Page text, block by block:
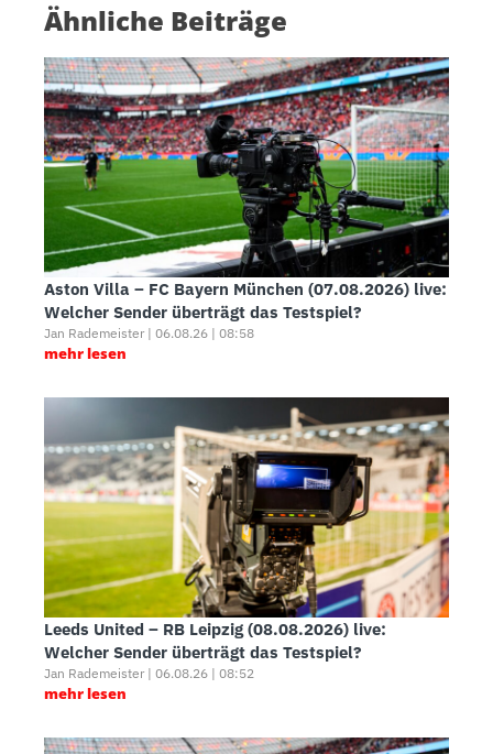
Ähnliche Beiträge
Aston Villa – FC Bayern München (07.08.2026) live:
Welcher Sender überträgt das Testspiel?
Jan Rademeister | 06.08.26 | 08:58
mehr lesen
Leeds United – RB Leipzig (08.08.2026) live:
Welcher Sender überträgt das Testspiel?
Jan Rademeister | 06.08.26 | 08:52
mehr lesen